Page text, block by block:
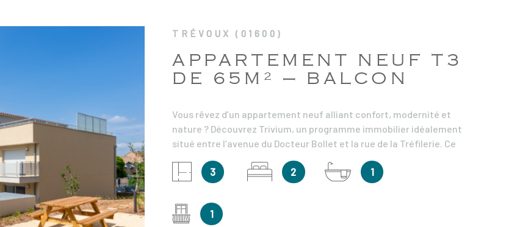
CONTACT
TRÉVOUX (01600)
APPARTEMENT NEUF T3
DE 65M² – BALCON
Vous rêvez d’un appartement neuf alliant confort, modernité et
nature ? Découvrez Trivium, un programme immobilier idéalement
situé entre l’avenue du Docteur Bollet et la rue de la Tréfilerie. Ce
entourés d’un cœur d’îlot végétalisé qui offre fraîcheur et un
spectacle coloré au fil des saisons. Ce superbe appartement T3 de
65m² habitables, situé au 1er étage, propose un séjour lumineux
avec une cuisine ouverte donnant accès à un balcon de 10m². La
3 2 1
1